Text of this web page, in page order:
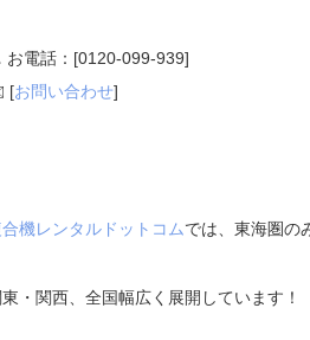
お電話：[0120-099-939]
[お問い合わせ]
機レンタルドットコムでは、東海圏の
東・関西、全国幅広く展開しています！